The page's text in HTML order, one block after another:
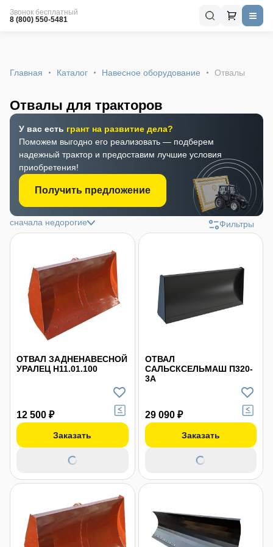
Звонок бесплатный
8 (800) 550-5481
Главная Каталог Навесное оборудование Отвалы
Отвалы для тракторов
У вас есть грант на развитие дела?
Поможем выгодно его реализовать — подберем
надежный трактор и предоставим лучшие условия
приобретения!
Получить предложение
сначала недорогие Фильтры
ОТВАЛ ЗАДНЕНАВЕСНОЙ
УРАЛЕЦ Н11.01.100
12 500 ₽
Заказать
ОТВАЛ
САЛЬСКСЕЛЬМАШ П320-
3А
29 090 ₽
Заказать